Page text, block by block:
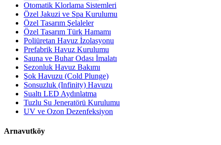
Otomatik Klorlama Sistemleri
Özel Jakuzi ve Spa Kurulumu
Özel Tasarım Şelaleler
Özel Tasarım Türk Hamamı
Poliüretan Havuz İzolasyonu
Prefabrik Havuz Kurulumu
Sauna ve Buhar Odası İmalatı
Sezonluk Havuz Bakımı
Şok Havuzu (Cold Plunge)
Sonsuzluk (Infinity) Havuzu
Sualtı LED Aydınlatma
Tuzlu Su Jeneratörü Kurulumu
UV ve Ozon Dezenfeksiyon
Arnavutköy